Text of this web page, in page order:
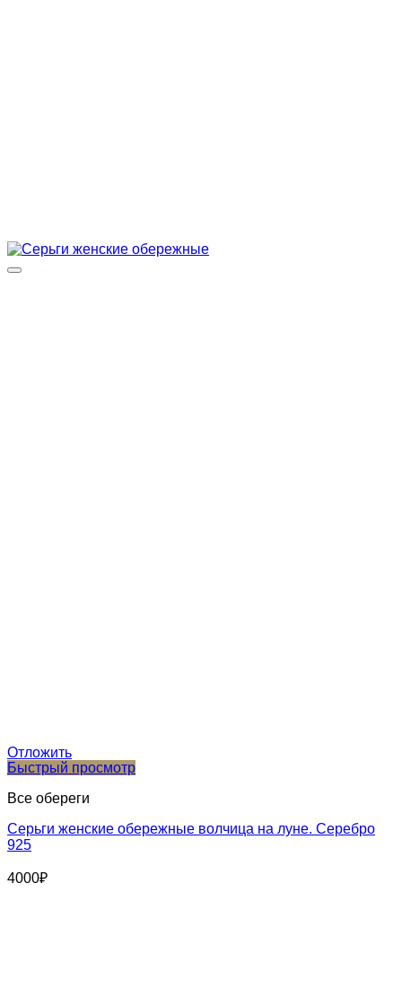
Отложить
Быстрый просмотр
Все обереги
Серьги женские обережные волчица на луне. Серебро
925
4000₽